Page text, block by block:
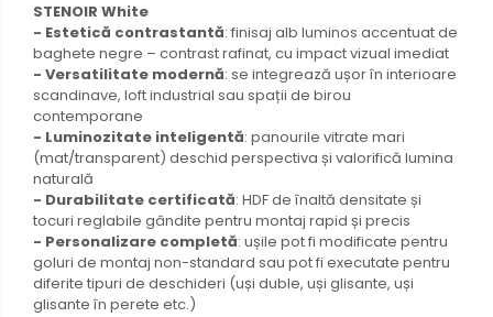
STENOIR White
- Estetică contrastantă: finisaj alb luminos accentuat de
baghete negre – contrast rafinat, cu impact vizual imediat
- Versatilitate modernă: se integrează ușor în interioare
scandinave, loft industrial sau spații de birou
contemporane
- Luminozitate inteligentă: panourile vitrate mari
(mat/transparent) deschid perspectiva și valorifică lumina
naturală
- Durabilitate certificată: HDF de înaltă densitate și
tocuri reglabile gândite pentru montaj rapid și precis
- Personalizare completă: ușile pot fi modificate pentru
goluri de montaj non-standard sau pot fi executate pentru
diferite tipuri de deschideri (uși duble, uși glisante, uși
glisante în perete etc.)